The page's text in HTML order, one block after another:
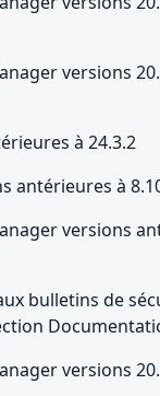
versions
à 24.3.2
antérieures à
versions
bulletins de
versions